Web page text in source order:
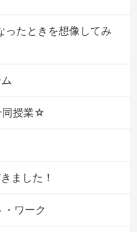
ったときを想像してみ
同授業☆
ました！
・ワーク